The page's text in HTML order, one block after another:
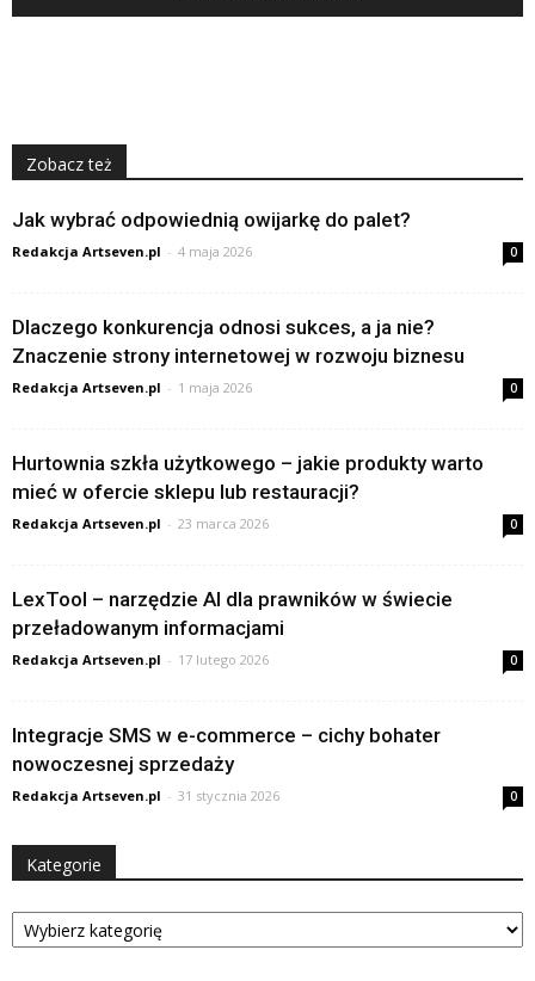
Zobacz też
Jak wybrać odpowiednią owijarkę do palet?
Redakcja Artseven.pl - 4 maja 2026 0
Dlaczego konkurencja odnosi sukces, a ja nie?
Znaczenie strony internetowej w rozwoju biznesu
Redakcja Artseven.pl - 1 maja 2026 0
Hurtownia szkła użytkowego – jakie produkty warto
mieć w ofercie sklepu lub restauracji?
Redakcja Artseven.pl - 23 marca 2026 0
LexTool – narzędzie AI dla prawników w świecie
przeładowanym informacjami
Redakcja Artseven.pl - 17 lutego 2026 0
Integracje SMS w e-commerce – cichy bohater
nowoczesnej sprzedaży
Redakcja Artseven.pl - 31 stycznia 2026 0
Kategorie
Kategorie